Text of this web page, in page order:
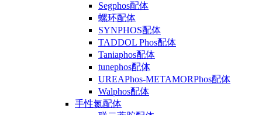
Segphos配体
螺环配体
SYNPHOS配体
TADDOL Phos配体
Taniaphos配体
tunephos配体
UREAPhos-METAMORPhos配体
Walphos配体
手性氮配体